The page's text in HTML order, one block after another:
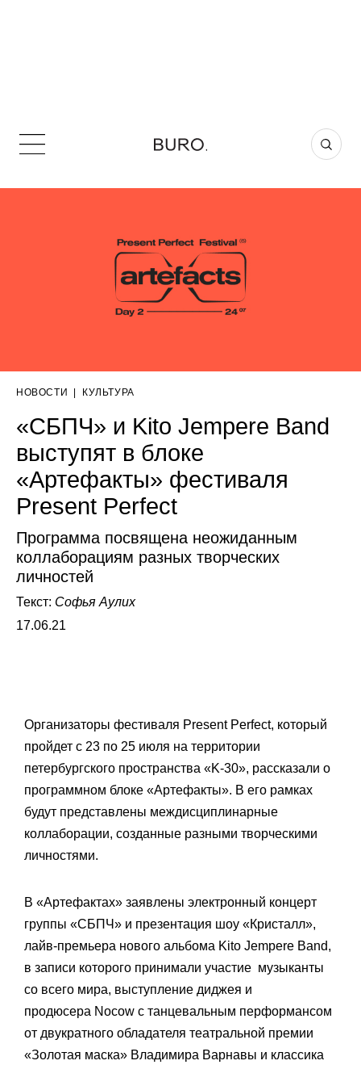
НОВОСТИ КУЛЬТУРА
«СБПЧ» и Kito Jempere Band
выступят в блоке
«Артефакты» фестиваля
Present Perfect
Программа посвящена неожиданным
коллаборациям разных творческих
личностей
Текст: Софья Аулих
17.06.21
Организаторы фестиваля Present Perfect, который
пройдет с 23 по 25 июля на территории
петербургского пространства «K-30», рассказали о
программном блоке «Артефакты». В его рамках
будут представлены междисциплинарные
коллаборации, созданные разными творческими
личностями.
В «Артефактах» заявлены электронный концерт
группы «СБПЧ» и презентация шоу «Кристалл»,
лайв-премьера нового альбома Kito Jempere Band,
в записи которого принимали участие музыканты
со всего мира, выступление диджея и
продюсера Nocow с танцевальным перформансом
от двукратного обладателя театральной премии
«Золотая маска» Владимира Варнавы и классика